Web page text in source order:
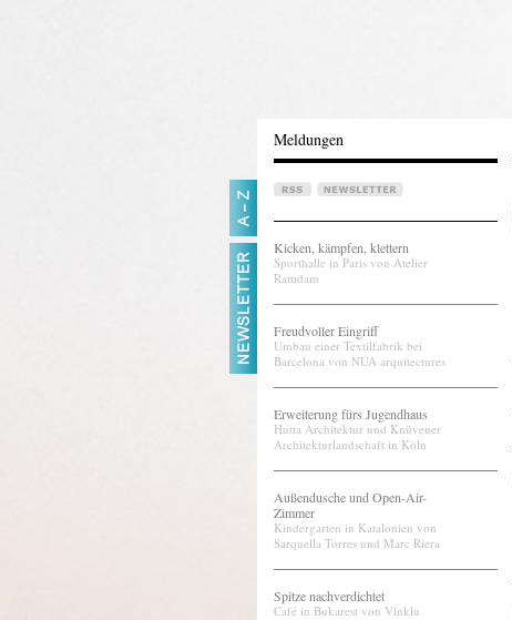
Meldungen
Kicken, kämpfen, klettern
Sporthalle in Paris von Atelier
Ramdam
Freudvoller Eingriff
Umbau einer Textilfabrik bei
Barcelona von NUA arquitectures
Erweiterung fürs Jugendhaus
Hutta Architektur und Knüvener
Architekturlandschaft in Köln
Außendusche und Open-Air-
Zimmer
Kindergarten in Katalonien von
Sarquella Torres und Marc Riera
Spitze nachverdichtet
Café in Bukarest von Vinklu